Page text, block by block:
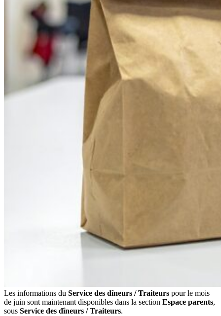
Les informations du Service des dîneurs / Traiteurs pour le mois
de juin sont maintenant disponibles dans la section Espace parents,
sous Service des dîneurs / Traiteurs.